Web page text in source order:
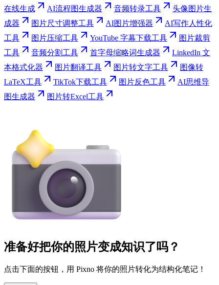
在线生成
AI流程图生成器 音频转录工具
头像图片生
成器
图片尺寸调整工具 AI图片增强器
AI写作人性化
工具
图片压缩工具 YouTube 字幕下载工具
图片裁剪
工具
音频分割工具 首字母缩略词生成器
LinkedIn 文
本格式化器
图片翻译工具 图片转文字工具
图像转
LaTeX工具
TikTok下载工具 图片反色工具
AI思维导
图生成器
图片转Excel工具
准备好把你的照片变成知识了吗？
点击下面的按钮，用 Pixno 将你的照片转化为结构化笔记！